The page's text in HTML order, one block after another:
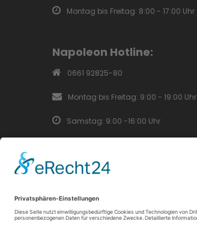
Montag bis Freitag: 8:00 - 17:00 Uhr
Napoleon Hotline:
0661 92825-80
Montag bis Freitag: 9:00 - 19:00 Uhr
Samstag: 9:00 -16:00 Uhr